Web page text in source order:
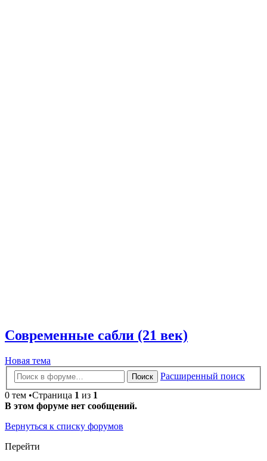
Современные сабли (21 век)
Новая тема
Поиск
Расширенный поиск
0 тем •Страница 1 из 1
В этом форуме нет сообщений.
Вернуться к списку форумов
Перейти